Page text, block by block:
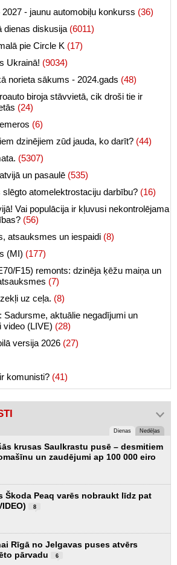
- jaunu automobiļu konkurss (36)
dienas diskusija (6011)
pie Circle K (17)
Ukrainā! (9034)
norieta sākums - 2024.gads (48)
biroja stāvvietā, cik droši tie ir
(24)
(6)
dzinējiem zūd jauda, ko darīt? (44)
(5307)
un pasaulē (535)
slēgto atomelektrostaciju darbību? (16)
Vai populācija ir kļuvusi nekontrolējama
(56)
atsauksmes un iespaidi (8)
(MI) (177)
F15) remonts: dzinēja ķēžu maiņa un
(7)
uz ceļa. (8)
Sadursme, aktuālie negadījumi un
video (LIVE) (28)
versija 2026 (27)
komunisti? (41)
Dienas Nedēļas
krusas Saulkrastu pusē – desmitiem
un zaudējumi ap 100 000 eiro
Škoda Peaq varēs nobraukt līdz pat
8
Rīgā no Jelgavas puses atvērs
pārvadu
6